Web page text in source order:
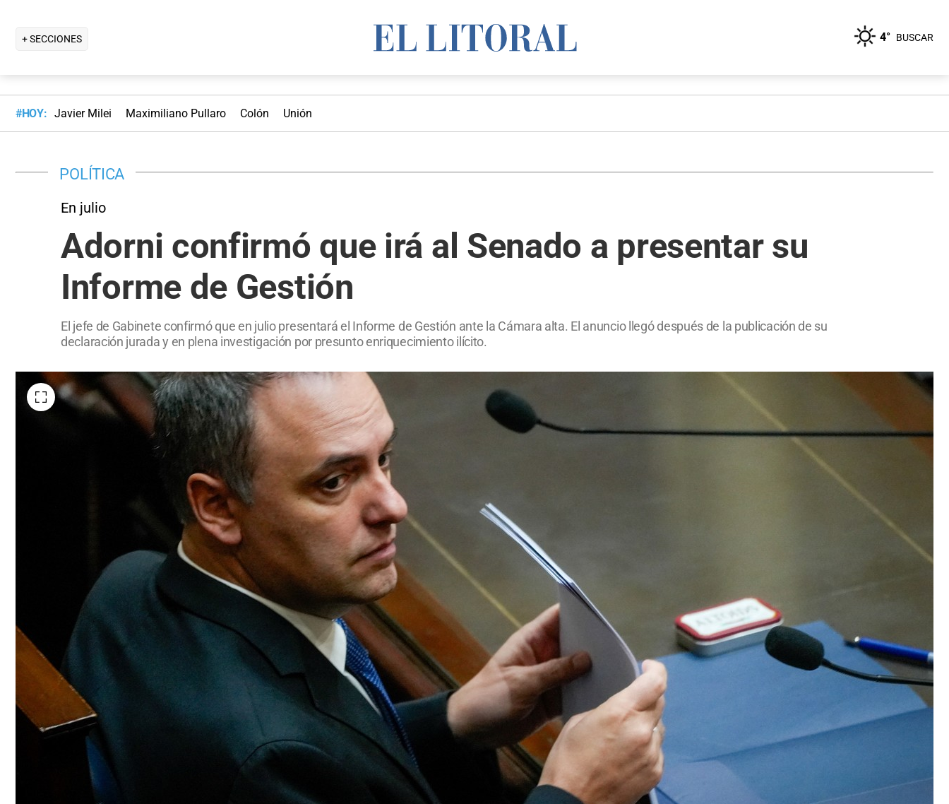
+ SECCIONES 4° BUSCAR
#HOY: Javier Milei Maximiliano Pullaro Colón Unión
POLÍTICA
En julio
Adorni confirmó que irá al Senado a presentar su
Informe de Gestión
El jefe de Gabinete confirmó que en julio presentará el Informe de Gestión ante la Cámara alta. El anuncio llegó después de la publicación de su
declaración jurada y en plena investigación por presunto enriquecimiento ilícito.